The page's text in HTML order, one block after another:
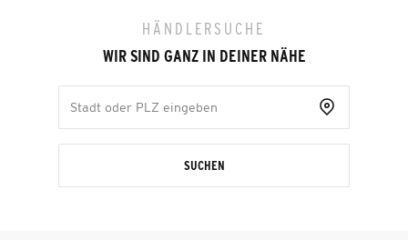
HÄNDLERSUCHE
WIR SIND GANZ IN DEINER NÄHE
SUCHEN